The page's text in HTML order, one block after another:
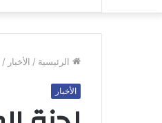
الرئيسية / الأخبار /
الأخبار